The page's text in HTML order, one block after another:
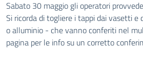
Dettagli della
Sabato 30 maggio gli operatori
Si ricorda di togliere i tappi dai vasetti
o alluminio - che vanno conferiti nel
pagina per le info su un corretto